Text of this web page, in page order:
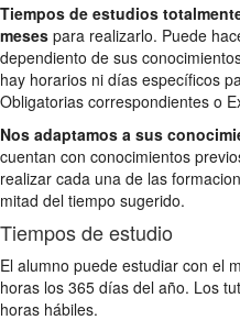
Tiempos de estudios
meses para realizarlo. Puede
dependiento de sus
hay horarios ni días específicos
Obligatorias correspondientes o
Nos adaptamos a sus
cuentan con conocimientos
realizar cada una de las
mitad del tiempo sugerido.
Tiempos de estudio
El alumno puede estudiar con el
horas los 365 días del año. Los
horas hábiles.